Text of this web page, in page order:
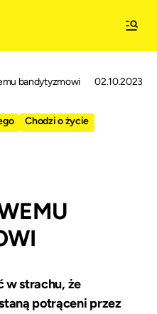
bandytyzmowi 02.10.2023
Chodzi o życie
w strachu, że
potrąceni przez